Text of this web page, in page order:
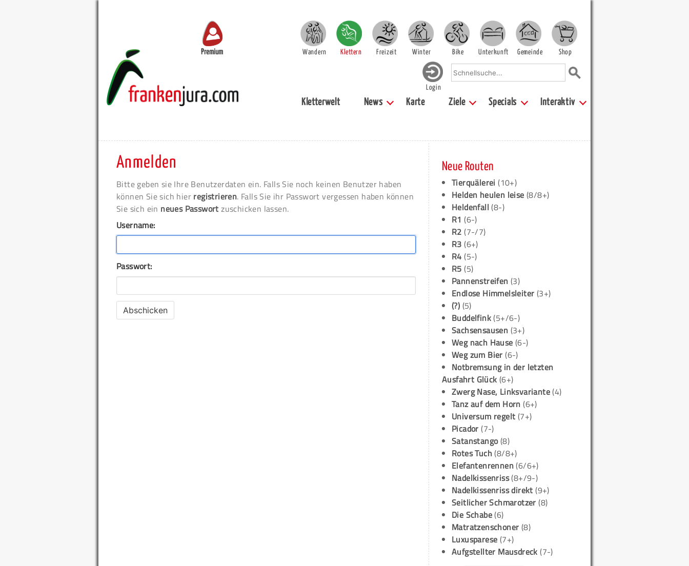
Premium Wandern Klettern Freizeit Winter Bike Unterkunft Gemeinde Shop
Login
Kletterwelt News Karte Ziele Specials Interaktiv
Anmelden
Bitte geben sie Ihre Benutzerdaten ein. Falls Sie noch keinen Benutzer haben
können Sie sich hier registrieren. Falls Sie ihr Passwort vergessen haben können
Sie sich ein neues Passwort zuschicken lassen.
Username:
Passwort:
Neue Routen
Tierquälerei (10+)
Helden heulen leise(8/8+)
Heldenfall(8-)
R1 (6-)
R2 (7-/7)
R3 (6+)
R4 (5-)
R5 (5)
Pannenstreifen (3)
Endlose Himmelsleiter (3+)
(?) (5)
Buddelfink(5+/6-)
Sachsensausen (3+)
Weg nach Hause (6-)
Weg zum Bier (6-)
Notbremsung in der letzten
Ausfahrt Glück (6+)
Zwerg Nase, Linksvariante(4)
Tanz auf dem Horn (6+)
Universum regelt (7+)
Picador (7-)
Satanstango(8)
Rotes Tuch(8/8+)
Elefantenrennen(6/6+)
Nadelkissenriss(8+/9-)
Nadelkissenriss direkt (9+)
Seitlicher Schmarotzer (8)
Die Schabe(6)
Matratzenschoner (8)
Luxusparese (7+)
Aufgstellter Mausdreck (7-)